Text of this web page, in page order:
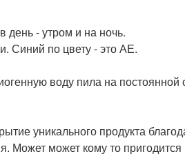
день - утром и на ночь.
Синий по цвету - это АЕ.
воду пила на постоянной
уникального продукта
Может может кому то